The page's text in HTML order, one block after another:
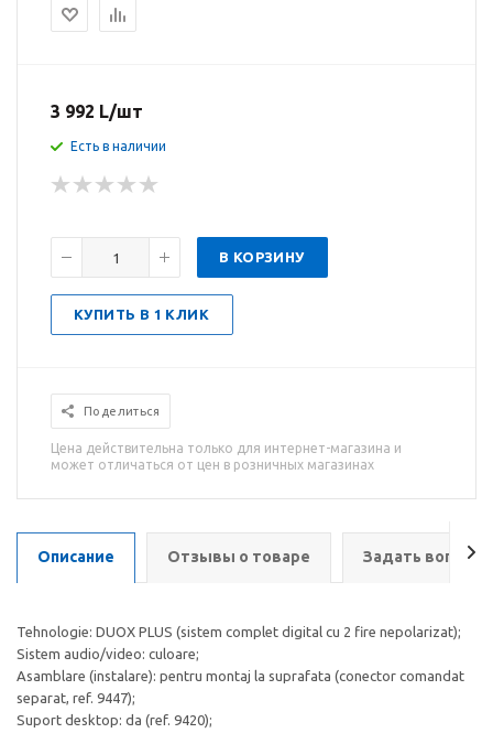
3 992 L/шт
Есть в наличии
В КОРЗИНУ
КУПИТЬ В 1 КЛИК
Поделиться
Цена действительна только для интернет-магазина и
может отличаться от цен в розничных магазинах
Описание Отзывы о товаре Задать вопрос
Tehnologie: DUOX PLUS (sistem complet digital cu 2 fire nepolarizat);
Sistem audio/video: culoare;
Asamblare (instalare): pentru montaj la suprafata (conector comandat
separat, ref. 9447);
Suport desktop: da (ref. 9420);